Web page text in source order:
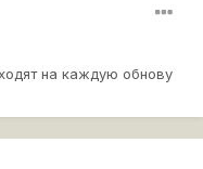
на каждую обнову